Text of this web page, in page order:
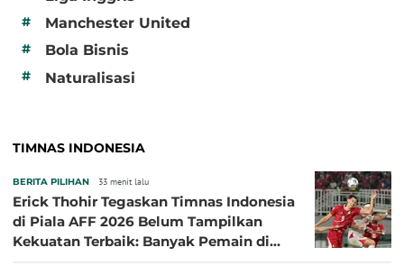
# Manchester United
# Bola Bisnis
# Naturalisasi
TIMNAS INDONESIA
BERITA PILIHAN 33 menit lalu
Erick Thohir Tegaskan Timnas Indonesia
di Piala AFF 2026 Belum Tampilkan
Kekuatan Terbaik: Banyak Pemain di